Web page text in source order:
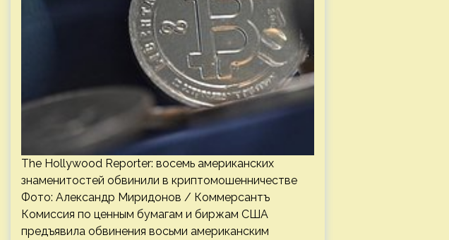
The Hollywood Reporter: восемь американских
знаменитостей обвинили в криптомошенничестве
Фото: Александр Миридонов / Коммерсантъ
Комиссия по ценным бумагам и биржам США
предъявила обвинения восьми американским